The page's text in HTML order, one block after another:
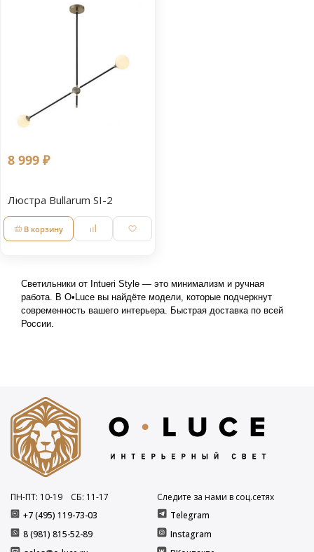
8 999 ₽
Люстра Bullarum SI-2
В корзину
Светильники от Intueri Style — это минимализм и ручная
работа. В O•Luce вы найдёте модели, которые подчеркнут
современность вашего интерьера. Быстрая доставка по всей
России.
+7 (495) 119-73-03
8 (981) 815-52-89
ПН-ПТ: 10-19 СБ: 11-17
Следите за нами в соц.сетях
Telegram
Instagram